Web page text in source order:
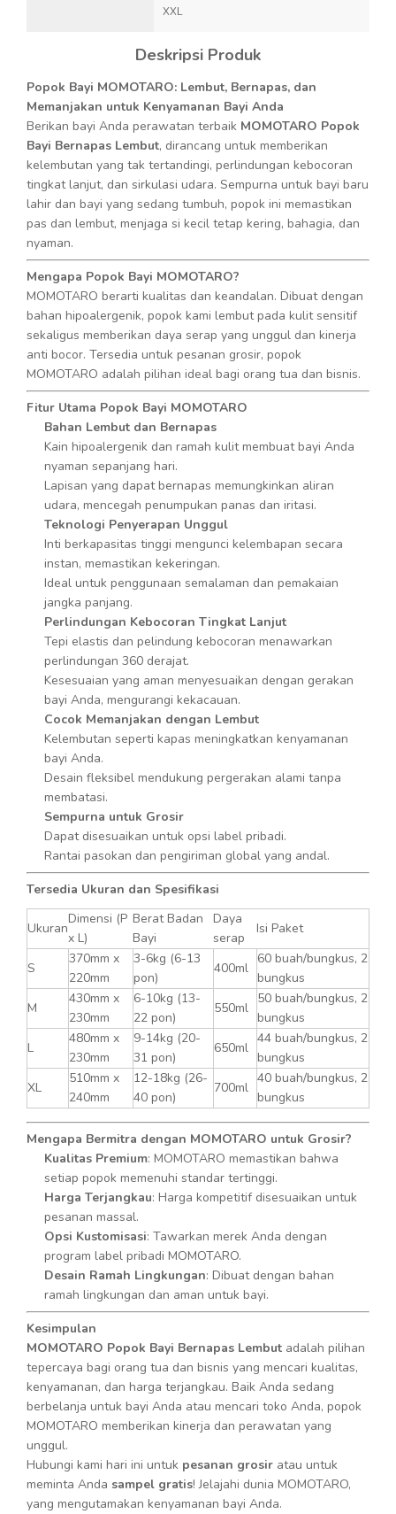
XXL
Deskripsi Produk
Popok Bayi MOMOTARO: Lembut, Bernapas, dan
Memanjakan untuk Kenyamanan Bayi Anda
Berikan bayi Anda perawatan terbaik MOMOTARO Popok
Bayi Bernapas Lembut, dirancang untuk memberikan
kelembutan yang tak tertandingi, perlindungan kebocoran
tingkat lanjut, dan sirkulasi udara. Sempurna untuk bayi baru
lahir dan bayi yang sedang tumbuh, popok ini memastikan
pas dan lembut, menjaga si kecil tetap kering, bahagia, dan
nyaman.
Mengapa Popok Bayi MOMOTARO?
MOMOTARO berarti kualitas dan keandalan. Dibuat dengan
bahan hipoalergenik, popok kami lembut pada kulit sensitif
sekaligus memberikan daya serap yang unggul dan kinerja
anti bocor. Tersedia untuk pesanan grosir, popok
MOMOTARO adalah pilihan ideal bagi orang tua dan bisnis.
Fitur Utama Popok Bayi MOMOTARO
Bahan Lembut dan Bernapas
Kain hipoalergenik dan ramah kulit membuat bayi Anda
nyaman sepanjang hari.
Lapisan yang dapat bernapas memungkinkan aliran
udara, mencegah penumpukan panas dan iritasi.
Teknologi Penyerapan Unggul
Inti berkapasitas tinggi mengunci kelembapan secara
instan, memastikan kekeringan.
Ideal untuk penggunaan semalaman dan pemakaian
jangka panjang.
Perlindungan Kebocoran Tingkat Lanjut
Tepi elastis dan pelindung kebocoran menawarkan
perlindungan 360 derajat.
Kesesuaian yang aman menyesuaikan dengan gerakan
bayi Anda, mengurangi kekacauan.
Cocok Memanjakan dengan Lembut
Kelembutan seperti kapas meningkatkan kenyamanan
bayi Anda.
Desain fleksibel mendukung pergerakan alami tanpa
membatasi.
Sempurna untuk Grosir
Dapat disesuaikan untuk opsi label pribadi.
Rantai pasokan dan pengiriman global yang andal.
Tersedia Ukuran dan Spesifikasi
Ukuran
Dimensi (P
x L)
Berat Badan
Bayi
Daya
serap
Isi Paket
S
370mm x
220mm
3-6kg (6-13
pon)
400ml
60 buah/bungkus, 2
bungkus
M
430mm x
230mm
6-10kg (13-
22 pon)
550ml
50 buah/bungkus, 2
bungkus
L
480mm x
230mm
9-14kg (20-
31 pon)
650ml
44 buah/bungkus, 2
bungkus
XL
510mm x
240mm
12-18kg (26-
40 pon)
700ml
40 buah/bungkus, 2
bungkus
Mengapa Bermitra dengan MOMOTARO untuk Grosir?
Kualitas Premium: MOMOTARO memastikan bahwa
setiap popok memenuhi standar tertinggi.
Harga Terjangkau: Harga kompetitif disesuaikan untuk
pesanan massal.
Opsi Kustomisasi: Tawarkan merek Anda dengan
program label pribadi MOMOTARO.
Desain Ramah Lingkungan: Dibuat dengan bahan
ramah lingkungan dan aman untuk bayi.
Kesimpulan
MOMOTARO Popok Bayi Bernapas Lembut adalah pilihan
tepercaya bagi orang tua dan bisnis yang mencari kualitas,
kenyamanan, dan harga terjangkau. Baik Anda sedang
berbelanja untuk bayi Anda atau mencari toko Anda, popok
MOMOTARO memberikan kinerja dan perawatan yang
unggul.
Hubungi kami hari ini untuk pesanan grosir atau untuk
meminta Anda sampel gratis! Jelajahi dunia MOMOTARO,
yang mengutamakan kenyamanan bayi Anda.